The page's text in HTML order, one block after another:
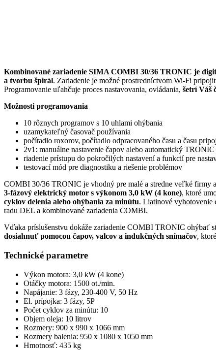
Kombinované zariadenie SIMA COMBI 30/36 TRONIC je
a tvorbu špirál. Zariadenie je možné prostredníctvom Wi-Fi
Programovanie uľahčuje proces nastavovania, ovládania, šetrí Váš
Možnosti programovania
10 rôznych programov s 10 uhlami ohýbania
uzamykateľný časovač používania
počítadlo roxorov, počítadlo odpracovaného času a času
2v1: manuálne nastavenie čapov alebo automatický TRONIC
riadenie prístupu do pokročilých nastavení a funkcií pre
testovací mód pre diagnostiku a riešenie problémov
COMBI 30/36 TRONIC je vhodný pre malé a stredne veľké firmy a
3-fázový elektrický motor s výkonom 3,0 kW (4 kone), ktoré
cyklov delenia alebo ohýbania za minútu. Liatinové vyhotovenie
radu DEL a kombinované zariadenia COMBI.
Vďaka príslušenstvu dokáže zariadenie COMBI TRONIC ohýbať
dosiahnuť pomocou čapov, valcov a indukčných snímačov, ktoré
Technické parametre
Výkon motora: 3,0 kW (4 kone)
Otáčky motora: 1500 ot./min.
Napájanie: 3 fázy, 230-400 V, 50 Hz
El. prípojka: 3 fázy, 5P
Počet cyklov za minútu: 10
Objem oleja: 10 litrov
Rozmery: 900 x 990 x 1066 mm
Rozmery balenia: 950 x 1080 x 1050 mm
Hmotnosť: 435 kg